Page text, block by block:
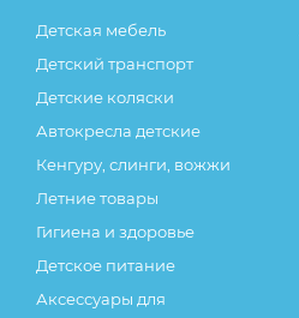
Детская мебель
Детский транспорт
Детские коляски
Автокресла детские
Кенгуру, слинги, вожжи
Летние товары
Гигиена и здоровье
Детское питание
Аксессуары для